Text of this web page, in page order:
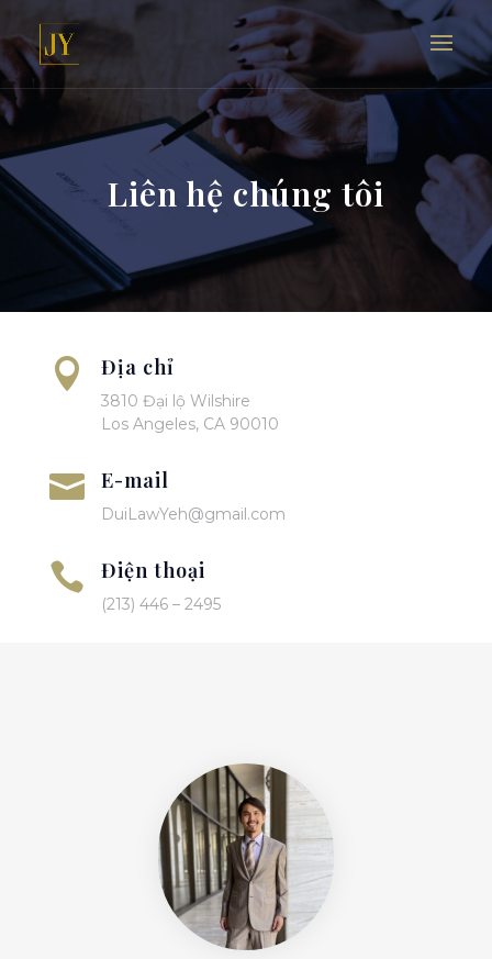
Liên hệ chúng tôi
 Địa chỉ
3810 Đại lộ Wilshire
Los Angeles, CA 90010
 E-mail
DuiLawYeh@gmail.com
 Điện thoại
(213) 446 – 2495